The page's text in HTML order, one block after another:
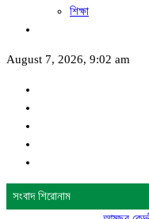
শিক্ষা
August 7, 2026, 9:02 am
সংবাদ শিরোনাম